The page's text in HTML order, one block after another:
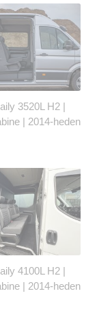
3520L H2 |
| 2014-heden
4100L H2 |
| 2014-heden